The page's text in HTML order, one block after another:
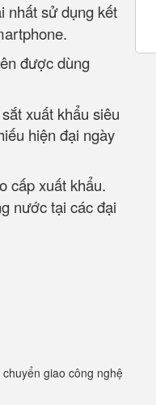
nhất sử dụng kết
được dùng
xuất khẩu siêu
hiện đại ngày
cấp xuất khẩu.
nước tại các đại
giao công nghệ